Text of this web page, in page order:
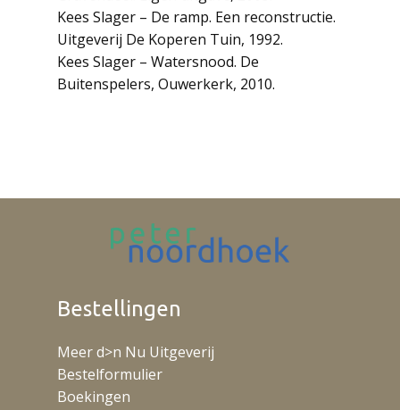
Kees Slager – De ramp. Een reconstructie.
Uitgeverij De Koperen Tuin, 1992.
Kees Slager – Watersnood. De
Buitenspelers, Ouwerkerk, 2010.
Bestellingen
Meer d>n Nu Uitgeverij
Bestelformulier
Boekingen